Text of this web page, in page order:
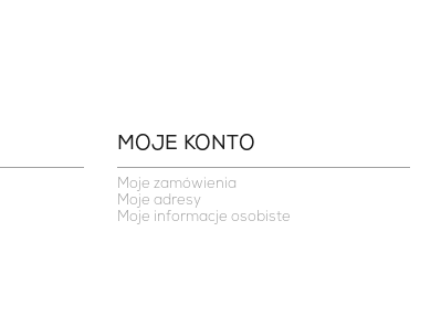
MOJE KONTO
Moje zamówienia
Moje adresy
Moje informacje osobiste